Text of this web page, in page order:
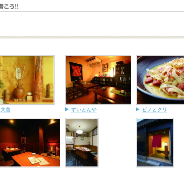
大善 すいとんや ピノとグリ